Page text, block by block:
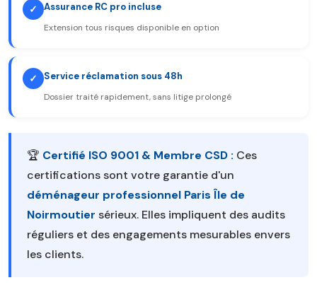
✓ Assurance RC pro incluse
Extension tous risques disponible en option
✓ Service réclamation sous 48h
Dossier traité rapidement, sans litige prolongé
🏆 Certifié ISO 9001 & Membre CSD : Ces
certifications sont votre garantie d'un
déménageur professionnel Paris Île de
Noirmoutier sérieux. Elles impliquent des audits
réguliers et des engagements mesurables envers
les clients.